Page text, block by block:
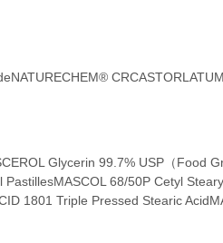
NATURECHEM® CR
Glycerin 99.7% USP（Food
PastillesMASCOL 68/50P Cetyl
1801 Triple Pressed Stearic Acid